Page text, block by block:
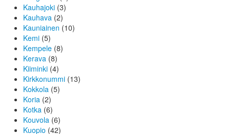
Kauhajoki (3)
Kauhava (2)
Kauniainen (10)
Kemi (5)
Kempele (8)
Kerava (8)
Kiiminki (4)
Kirkkonummi (13)
Kokkola (5)
Koria (2)
Kotka (6)
Kouvola (6)
Kuopio (42)